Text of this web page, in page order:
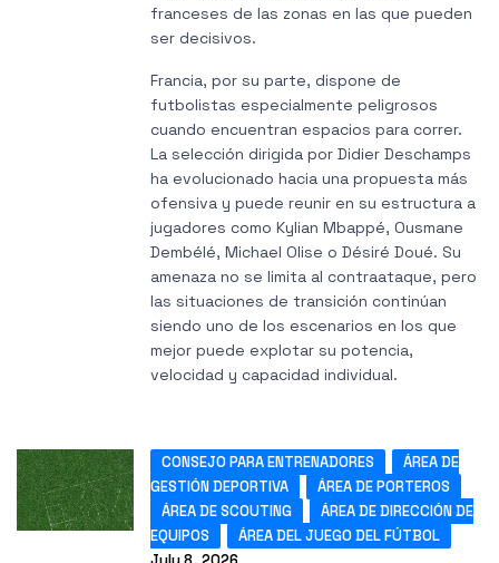
franceses de las zonas en las que pueden
ser decisivos.
Francia, por su parte, dispone de
futbolistas especialmente peligrosos
cuando encuentran espacios para correr.
La selección dirigida por Didier Deschamps
ha evolucionado hacia una propuesta más
ofensiva y puede reunir en su estructura a
jugadores como Kylian Mbappé, Ousmane
Dembélé, Michael Olise o Désiré Doué. Su
amenaza no se limita al contraataque, pero
las situaciones de transición continúan
siendo uno de los escenarios en los que
mejor puede explotar su potencia,
velocidad y capacidad individual.
CONSEJO PARA ENTRENADORES
ÁREA DE
GESTIÓN DEPORTIVA
ÁREA DE PORTEROS
ÁREA DE SCOUTING
ÁREA DE DIRECCIÓN DE
EQUIPOS
ÁREA DEL JUEGO DEL FÚTBOL